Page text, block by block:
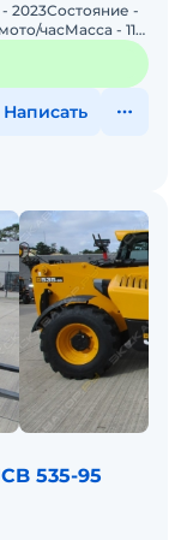
2023Состояние -
часМасса - 11
- 4 000
Написать
535-95